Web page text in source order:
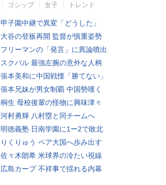
ゴシップ 女子 トレンド
甲子園中継で異変「どうした」
大谷の登板再開 監督が慎重姿勢
フリーマンの「発言」に異論噴出
スクバル 最強左腕の意外な人柄
張本美和に中国戦慄「勝てない」
張本兄妹が男女制覇 中国勢嘆く
桐生 母校後輩の怪物に興味津々
河村勇輝 八村塁と同チームへ
明徳義塾 日南学園に1ー2で敗北
りくりゅう ペア大国へ歩み出す
佐々木朗希 米球界の冷たい視線
広島カープ 不祥事で揺れる内幕